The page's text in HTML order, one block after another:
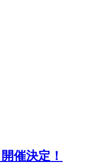
催決定！